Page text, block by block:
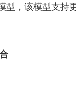
，该模型支持